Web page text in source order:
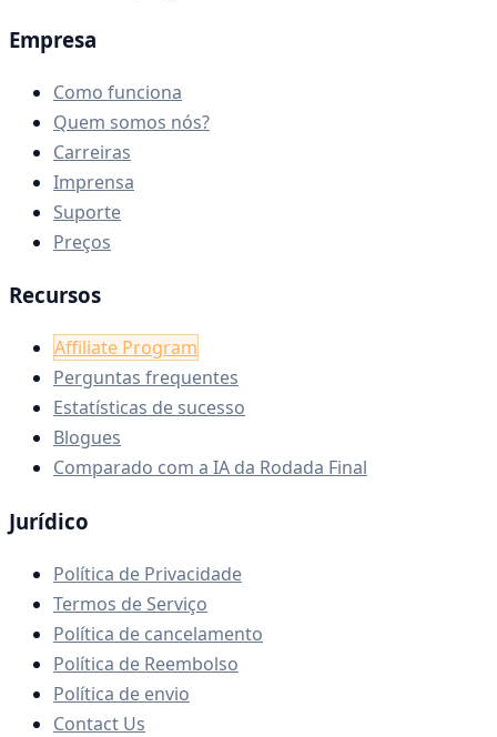
Empresa
Como funciona
Quem somos nós?
Carreiras
Imprensa
Suporte
Preços
Recursos
Affiliate Program
Perguntas frequentes
Estatísticas de sucesso
Blogues
Comparado com a IA da Rodada Final
Jurídico
Política de Privacidade
Termos de Serviço
Política de cancelamento
Política de Reembolso
Política de envio
Contact Us